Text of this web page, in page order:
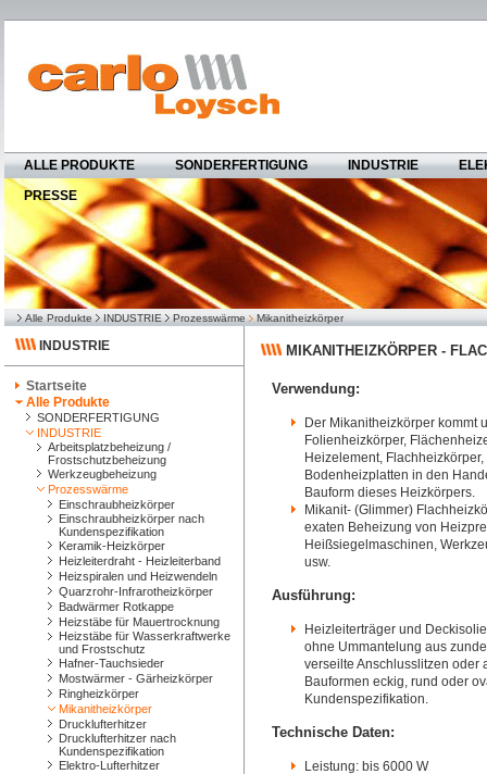
ALLE PRODUKTE SONDERFERTIGUNG INDUSTRIE
PRESSE
Alle Produkte INDUSTRIE Prozesswärme Mikanitheizkörper
INDUSTRIE
Startseite
Alle Produkte
SONDERFERTIGUNG
INDUSTRIE
Arbeitsplatzbeheizung /
Frostschutzbeheizung
Werkzeugbeheizung
Prozesswärme
Einschraubheizkörper
Einschraubheizkörper nach
Kundenspezifikation
Keramik-Heizkörper
Heizleiterdraht - Heizleiterband
Heizspiralen und Heizwendeln
Quarzrohr-Infrarotheizkörper
Badwärmer Rotkappe
Heizstäbe für Mauertrocknung
Heizstäbe für Wasserkraftwerke
und Frostschutz
Hafner-Tauchsieder
Mostwärmer - Gärheizkörper
Ringheizkörper
Mikanitheizkörper
Drucklufterhitzer
Drucklufterhitzer nach
Kundenspezifikation
Elektro-Lufterhitzer
MIKANITHEIZKÖRPER -
Verwendung:
Der Mikanitheizkörper kommt
Folienheizkörper,
Heizelement,
Bodenheizplatten in den
Bauform dieses Heizkörpers.
Mikanit- (Glimmer)
exaten Beheizung von
Heißsiegelmaschinen,
usw.
Ausführung:
Heizleiterträger und
ohne Ummantelung aus
verseilte Anschlusslitzen
Bauformen eckig, rund oder
Kundenspezifikation.
Technische Daten:
Leistung: bis 6000 W